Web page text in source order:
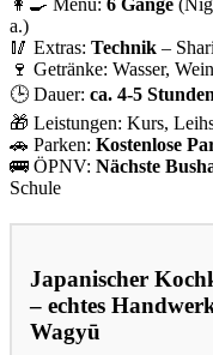
a.)
🥢 Extras: Technik –
🍷 Getränke: Wasser,
🕒 Dauer: ca. 4-5 Stunden
🎁 Leistungen: Kurs,
🚗 Parken: Kostenlose
🚌 ÖPNV: Nächste
Schule
Japanischer
– echtes
Wagyū